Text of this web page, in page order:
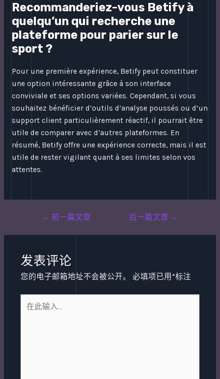
Recommanderiez-vous Betify à
quelqu’un qui recherche une
plateforme pour parier sur le
sport ?
Pour une première expérience, Betify peut constituer
une option intéressante grâce à son interface
conviviale et ses options variées. Cependant, si vous
souhaitez bénéficier d’outils d’analyse poussés ou d’un
support client particulièrement réactif, il pourrait être
utile de comparer avec d’autres plateformes. En
résumé, Betify offre une expérience correcte, mais il est
utile de rester vigilant quant à ses limites selon vos
attentes.
Post← 前一篇文章 后一篇文章 →
发表评论
您的电子邮箱地址不会被公开。 必填项已用 *标注